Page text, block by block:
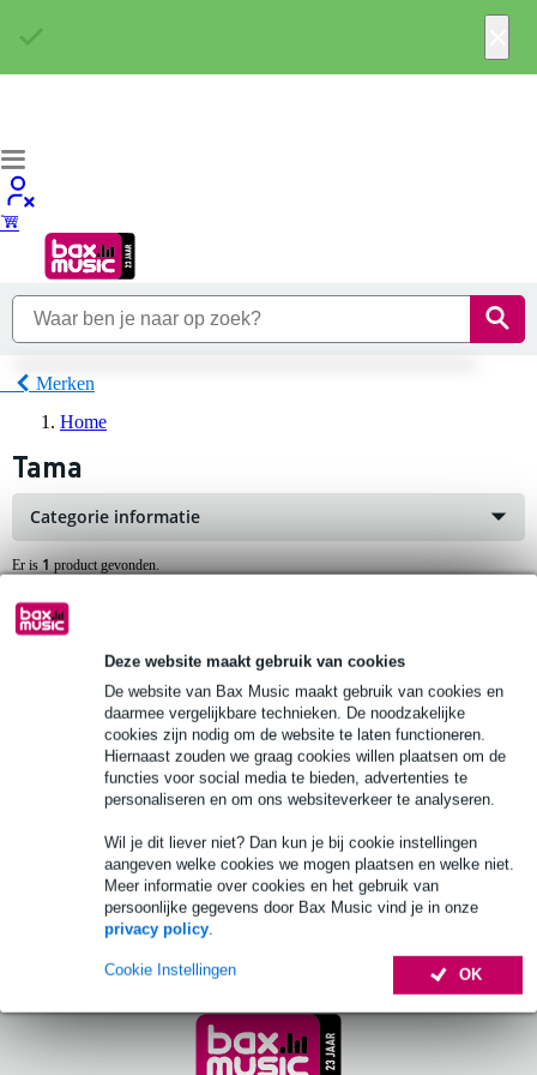
Deze website maakt gebruik van cookies
De website van Bax Music maakt gebruik van cookies en
daarmee vergelijkbare technieken. De noodzakelijke
cookies zijn nodig om de website te laten functioneren.
Hiernaast zouden we graag cookies willen plaatsen om de
functies voor social media te bieden, advertenties te
personaliseren en om ons websiteverkeer te analyseren.
Wil je dit liever niet? Dan kun je bij cookie instellingen
aangeven welke cookies we mogen plaatsen en welke niet.
Meer informatie over cookies en het gebruik van
persoonlijke gegevens door Bax Music vind je in onze
privacy policy.
OK
Cookie Instellingen
Merken
Home
Tama
Categorie informatie
Er is 1 product gevonden.
Extra
voordeel
10% EXTRA
KORTING MET
CODE: EXTRA10
(B-Stock) Tama J34T Power Tower Rack
klem
Adviesprijs € 47,- € 26,-
Op voorraad
Ook in1 winkelop voorraad
In mijn winkelwagen